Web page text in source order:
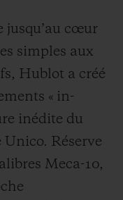
jusqu’au cœur
simples aux
Hublot a créé
« in-
inédite du
Réserve
Meca-10,